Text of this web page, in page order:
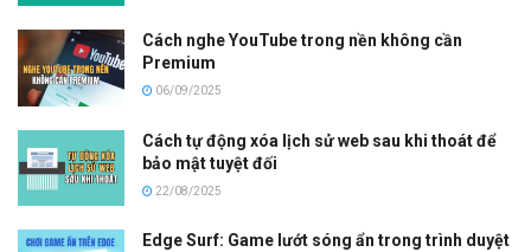
Cách nghe YouTube trong nền không cần
Premium
06/09/2025
Cách tự động xóa lịch sử web sau khi thoát để
bảo mật tuyệt đối
22/08/2025
Edge Surf: Game lướt sóng ẩn trong trình duyệt